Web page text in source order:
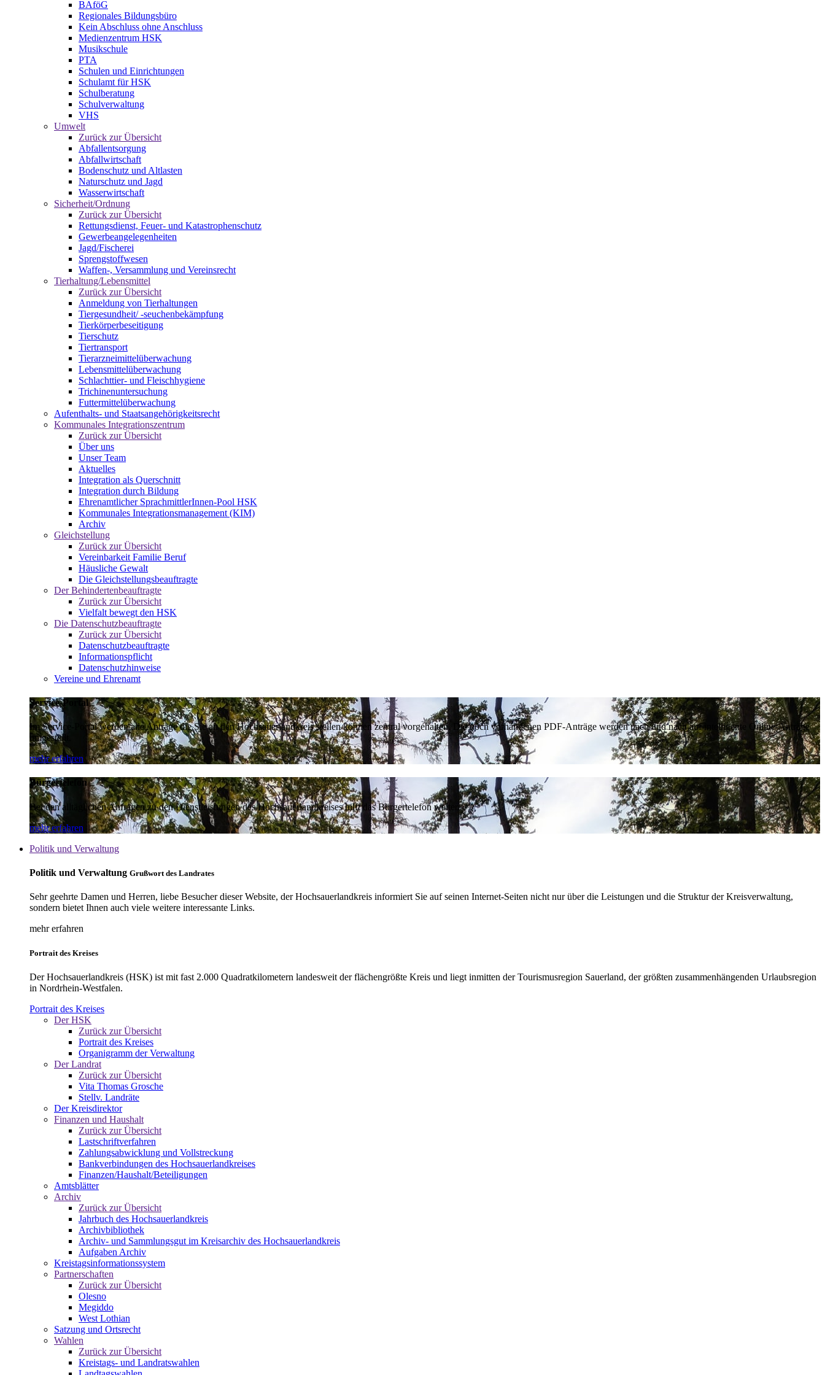
BAföG
Regionales Bildungsbüro
Kein Abschluss ohne Anschluss
Medienzentrum HSK
Musikschule
PTA
Schulen und Einrichtungen
Schulamt für HSK
Schulberatung
Schulverwaltung
VHS
Umwelt
Zurück zur Übersicht
Abfallentsorgung
Abfallwirtschaft
Bodenschutz und Altlasten
Naturschutz und Jagd
Wasserwirtschaft
Sicherheit/Ordnung
Zurück zur Übersicht
Rettungsdienst, Feuer- und Katastrophenschutz
Gewerbeangelegenheiten
Jagd/Fischerei
Sprengstoffwesen
Waffen-, Versammlung und Vereinsrecht
Tierhaltung/Lebensmittel
Zurück zur Übersicht
Anmeldung von Tierhaltungen
Tiergesundheit/ -seuchenbekämpfung
Tierkörperbeseitigung
Tierschutz
Tiertransport
Tierarzneimittelüberwachung
Lebensmittelüberwachung
Schlachttier- und Fleischhygiene
Trichinenuntersuchung
Futtermittelüberwachung
Aufenthalts- und Staatsangehörigkeitsrecht
Kommunales Integrationszentrum
Zurück zur Übersicht
Über uns
Unser Team
Aktuelles
Integration als Querschnitt
Integration durch Bildung
Ehrenamtlicher SprachmittlerInnen-Pool HSK
Kommunales Integrationsmanagement (KIM)
Archiv
Gleichstellung
Zurück zur Übersicht
Vereinbarkeit Familie Beruf
Häusliche Gewalt
Die Gleichstellungsbeauftragte
Der Behindertenbeauftragte
Zurück zur Übersicht
Vielfalt bewegt den HSK
Die Datenschutzbeauftragte
Zurück zur Übersicht
Datenschutzbeauftragte
Informationspflicht
Datenschutzhinweise
Vereine und Ehrenamt
Service-Portal
Im Service-Portal werden alle Anträge die Sie an den Hochsauerlandkreis stellen können zentral vorgehalten. Die noch vorhandenen PDF-Anträge werden nach und nach auf intelligente Online-Anträge
umgestellt.
mehr erfahren
Bürgertelefon
Bei den alltäglichen Anfragen zu den Dienstleistungen des Hochsauerlandkreises hilft das Bürgertelefon weiter.
mehr erfahren
Politik und Verwaltung
Politik und Verwaltung Grußwort des Landrates
Sehr geehrte Damen und Herren, liebe Besucher dieser Website, der Hochsauerlandkreis informiert Sie auf seinen Internet-Seiten nicht nur über die Leistungen und die Struktur der Kreisverwaltung,
sondern bietet Ihnen auch viele weitere interessante Links.
mehr erfahren
Portrait des Kreises
Der Hochsauerlandkreis (HSK) ist mit fast 2.000 Quadratkilometern landesweit der flächengrößte Kreis und liegt inmitten der Tourismusregion Sauerland, der größten zusammenhängenden Urlaubsregion
in Nordrhein-Westfalen.
Portrait des Kreises
Der HSK
Zurück zur Übersicht
Portrait des Kreises
Organigramm der Verwaltung
Der Landrat
Zurück zur Übersicht
Vita Thomas Grosche
Stellv. Landräte
Der Kreisdirektor
Finanzen und Haushalt
Zurück zur Übersicht
Lastschriftverfahren
Zahlungsabwicklung und Vollstreckung
Bankverbindungen des Hochsauerlandkreises
Finanzen/Haushalt/Beteiligungen
Amtsblätter
Archiv
Zurück zur Übersicht
Jahrbuch des Hochsauerlandkreis
Archivbibliothek
Archiv- und Sammlungsgut im Kreisarchiv des Hochsauerlandkreis
Aufgaben Archiv
Kreistagsinformationssystem
Partnerschaften
Zurück zur Übersicht
Olesno
Megiddo
West Lothian
Satzung und Ortsrecht
Wahlen
Zurück zur Übersicht
Kreistags- und Landratswahlen